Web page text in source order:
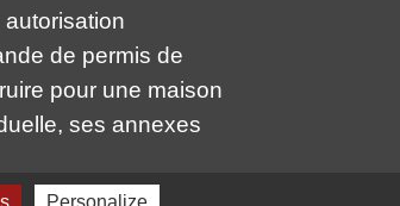
autorisation
de permis de
pour une maison
ses annexes
Personalize